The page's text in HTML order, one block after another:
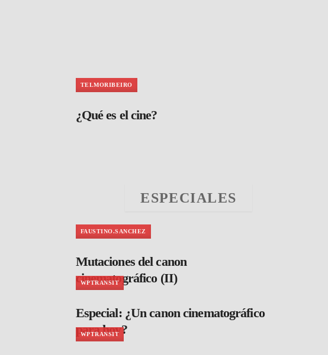
TELMORIBEIRO
¿Qué es el cine?
ESPECIALES
FAUSTINO.SANCHEZ
Mutaciones del canon
cinematográfico (II)
WPTRANSIT
Especial: ¿Un canon cinematográfico
para hoy?
WPTRANSIT